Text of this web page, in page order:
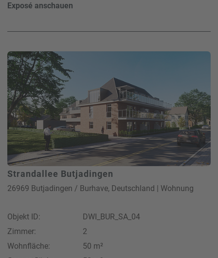
Exposé anschauen
Strandallee Butjadingen
26969 Butjadingen / Burhave, Deutschland | Wohnung
Objekt ID:
DWI_BUR_SA_04
Zimmer:
2
Wohnfläche:
50 m²